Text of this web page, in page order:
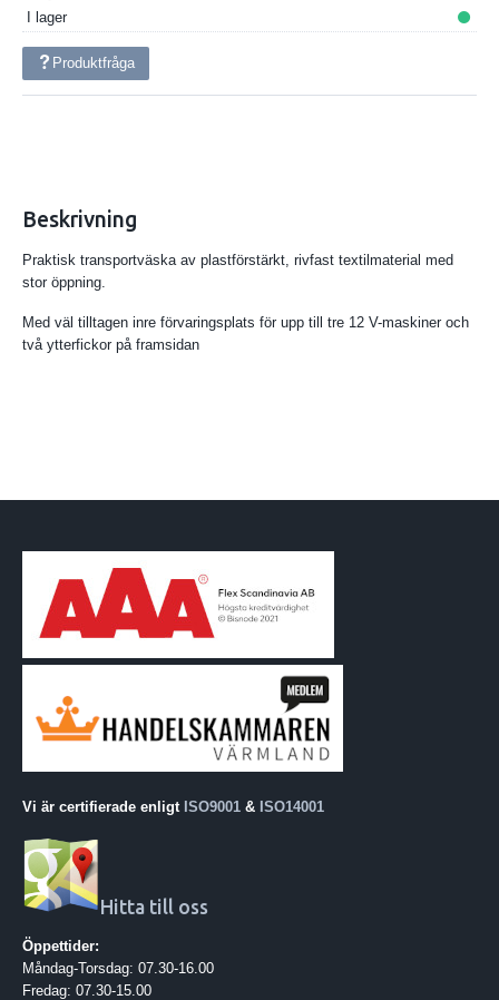
I lager
Produktfråga
Beskrivning
Praktisk transportväska av plastförstärkt, rivfast textilmaterial med
stor öppning.
Med väl tilltagen inre förvaringsplats för upp till tre 12 V-maskiner och
två ytterfickor på framsidan
Vi är certifierade enligt ISO9001 & ISO14001
Hitta till oss
Öppettider:
Måndag-Torsdag: 07.30-16.00
Fredag: 07.30-15.00